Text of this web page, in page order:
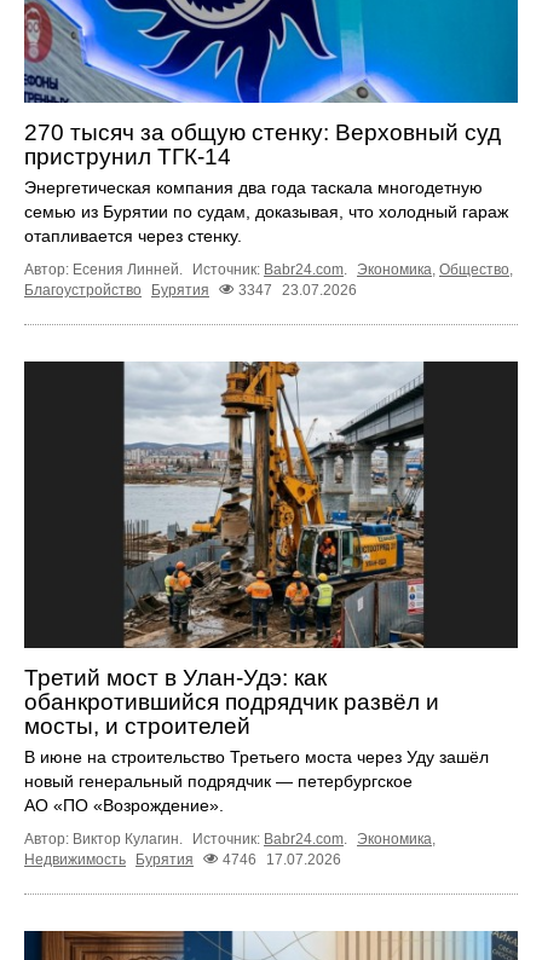
270 тысяч за общую стенку: Верховный суд
приструнил ТГК-14
Энергетическая компания два года таскала многодетную
семью из Бурятии по судам, доказывая, что холодный гараж
отапливается через стенку.
Автор: Есения Линней. Источник: Babr24.com Экономика Общество
Благоустройство
Бурятия 3347 23.07.2026
Третий мост в Улан-Удэ: как
обанкротившийся подрядчик развёл и
мосты, и строителей
В июне на строительство Третьего моста через Уду зашёл
новый генеральный подрядчик — петербургское
АО «ПО «Возрождение».
Автор: Виктор Кулагин. Источник: Babr24.com Экономика
Недвижимость
Бурятия 4746 17.07.2026